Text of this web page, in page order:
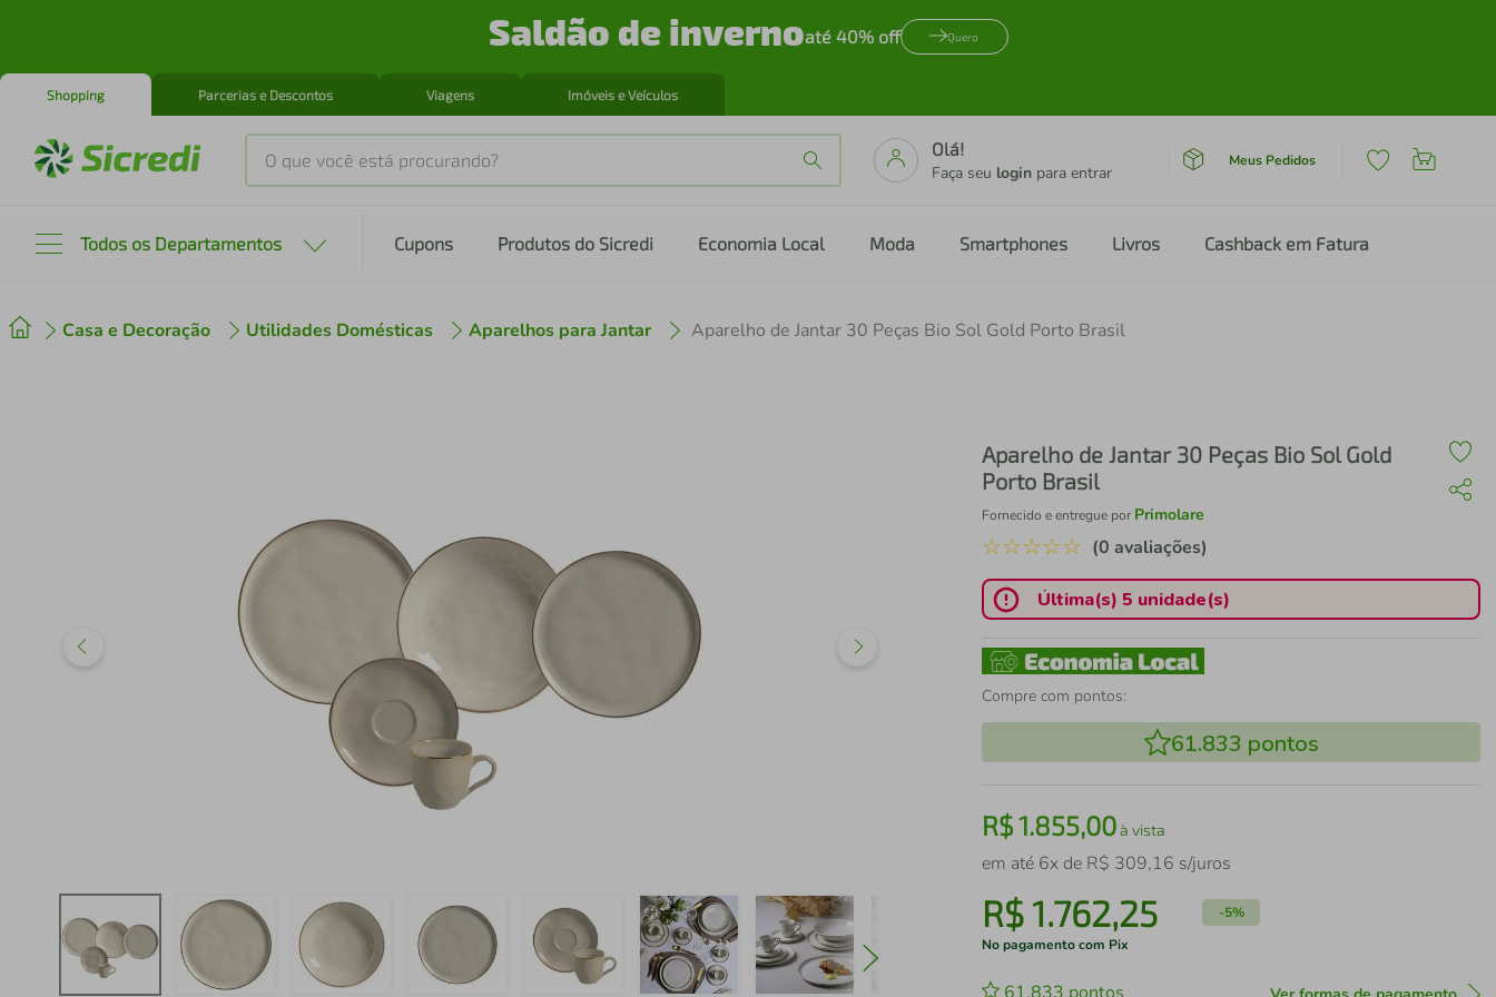
Saldão de invernoaté 40% off Quero
Shopping Parcerias e Descontos Viagens Imóveis e Veículos
O que você está procurando?
Olá!
Faça seu login para entrar
Meus Pedidos
Todos os Departamentos Cupons Produtos do Sicredi Economia Local Moda Smartphones Livros Cashback em Fatura
Casa e Decoração Utilidades Domésticas Aparelhos para Jantar Aparelho de Jantar 30 Peças Bio Sol Gold Porto Brasil
Aparelho de Jantar 30 Peças Bio Sol Gold
Porto Brasil
Fornecido e entregue por Primolare
☆☆☆☆☆ (0 avaliações)
Última(s) 5 unidade(s)
Compre com pontos:
61.833 pontos
R$1.855,00à vista
em até 6x de R$ 309,16 s/juros
R$1.762,25 -5%
No pagamento com Pix
º cafeteira
iphone